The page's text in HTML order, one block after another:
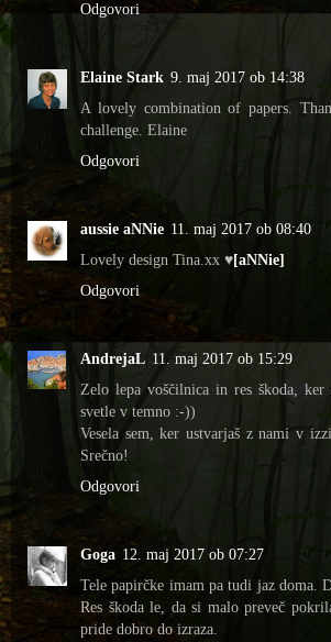
Odgovori
Elaine Stark 9. maj 2017 ob 14:38
A lovely combination of papers.
challenge. Elaine
Odgovori
aussie aNNie 11. maj 2017 ob 08:40
Lovely design Tina.xx ♥[aNNie]
Odgovori
AndrejaL 11. maj 2017 ob 15:29
Zelo lepa voščilnica in res škoda,
svetle v temno :-))
Vesela sem, ker ustvarjaš z nami v
Srečno!
Odgovori
Goga 12. maj 2017 ob 07:27
Tele papirčke imam pa tudi jaz doma.
Res škoda le, da si malo preveč
pride dobro do izraza.